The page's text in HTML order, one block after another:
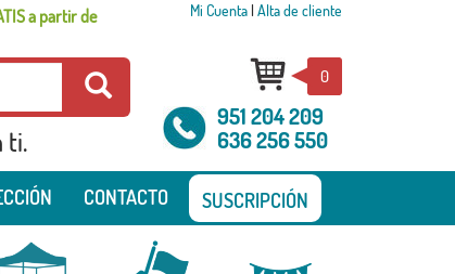
a partir de
Mi Cuenta| Alta de cliente
ti.
0
951 204 209
636 256 550
CONTACTO SUSCRIPCIÓN